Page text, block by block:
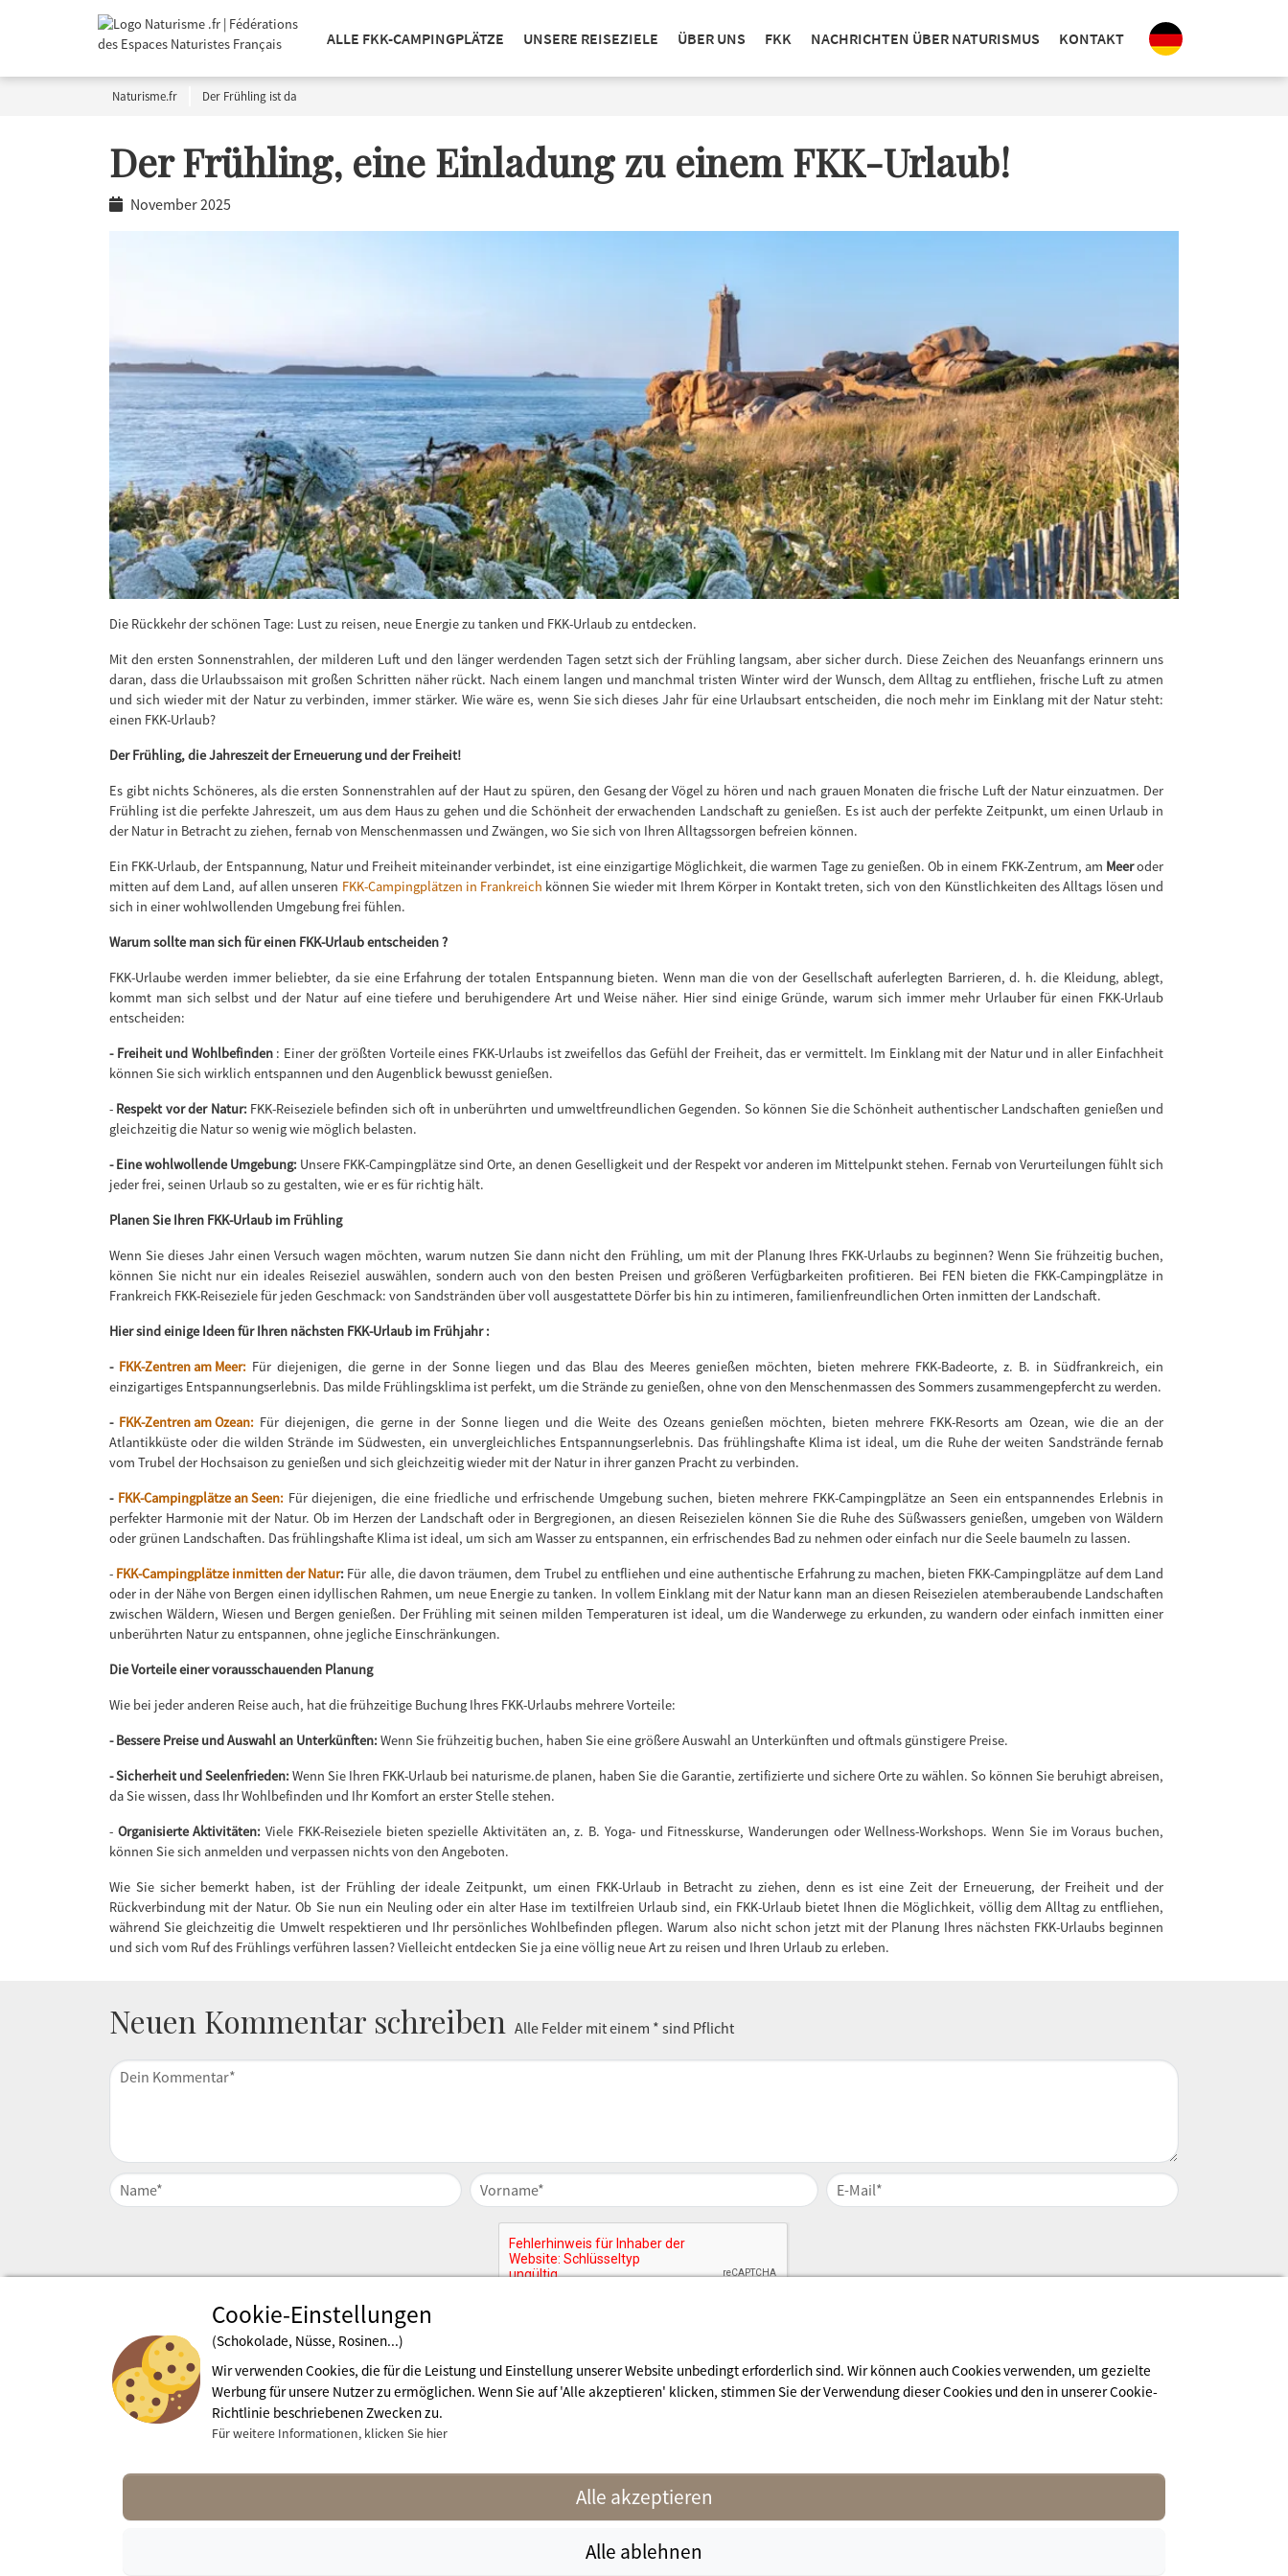
ALLE FKK-CAMPINGPLÄTZE UNSERE REISEZIELE ÜBER UNS FKK NACHRICHTEN ÜBER NATURISMUS KONTAKT
Naturisme.fr Der Frühling ist da
Der Frühling, eine Einladung zu einem FKK-Urlaub!
November 2025
Die Rückkehr der schönen Tage: Lust zu reisen, neue Energie zu tanken und FKK-Urlaub zu entdecken.
Mit den ersten Sonnenstrahlen, der milderen Luft und den länger werdenden Tagen setzt sich der Frühling langsam, aber sicher durch. Diese Zeichen des Neuanfangs erinnern uns
daran, dass die Urlaubssaison mit großen Schritten näher rückt. Nach einem langen und manchmal tristen Winter wird der Wunsch, dem Alltag zu entfliehen, frische Luft zu atmen
und sich wieder mit der Natur zu verbinden, immer stärker. Wie wäre es, wenn Sie sich dieses Jahr für eine Urlaubsart entscheiden, die noch mehr im Einklang mit der Natur steht:
einen FKK-Urlaub?
Der Frühling, die Jahreszeit der Erneuerung und der Freiheit!
Es gibt nichts Schöneres, als die ersten Sonnenstrahlen auf der Haut zu spüren, den Gesang der Vögel zu hören und nach grauen Monaten die frische Luft der Natur einzuatmen. Der
Frühling ist die perfekte Jahreszeit, um aus dem Haus zu gehen und die Schönheit der erwachenden Landschaft zu genießen. Es ist auch der perfekte Zeitpunkt, um einen Urlaub in
der Natur in Betracht zu ziehen, fernab von Menschenmassen und Zwängen, wo Sie sich von Ihren Alltagssorgen befreien können.
Ein FKK-Urlaub, der Entspannung, Natur und Freiheit miteinander verbindet, ist eine einzigartige Möglichkeit, die warmen Tage zu genießen. Ob in einem FKK-Zentrum, am Meeroder
mitten auf dem Land, auf allen unseren FKK-Campingplätzen in Frankreich können Sie wieder mit Ihrem Körper in Kontakt treten, sich von den Künstlichkeiten des Alltags lösen und
sich in einer wohlwollenden Umgebung frei fühlen.
Warum sollte man sich für einen FKK-Urlaub entscheiden ?
FKK-Urlaube werden immer beliebter, da sie eine Erfahrung der totalen Entspannung bieten. Wenn man die von der Gesellschaft auferlegten Barrieren, d. h. die Kleidung, ablegt,
kommt man sich selbst und der Natur auf eine tiefere und beruhigendere Art und Weise näher. Hier sind einige Gründe, warum sich immer mehr Urlauber für einen FKK-Urlaub
entscheiden:
- Freiheit und Wohlbefinden: Einer der größten Vorteile eines FKK-Urlaubs ist zweifellos das Gefühl der Freiheit, das er vermittelt. Im Einklang mit der Natur und in aller Einfachheit
können Sie sich wirklich entspannen und den Augenblick bewusst genießen.
- Respekt vor der Natur:FKK-Reiseziele befinden sich oft in unberührten und umweltfreundlichen Gegenden. So können Sie die Schönheit authentischer Landschaften genießen und
gleichzeitig die Natur so wenig wie möglich belasten.
- Eine wohlwollende Umgebung: Unsere FKK-Campingplätze sind Orte, an denen Geselligkeit und der Respekt vor anderen im Mittelpunkt stehen. Fernab von Verurteilungen fühlt sich
jeder frei, seinen Urlaub so zu gestalten, wie er es für richtig hält.
Planen Sie Ihren FKK-Urlaub im Frühling
Wenn Sie dieses Jahr einen Versuch wagen möchten, warum nutzen Sie dann nicht den Frühling, um mit der Planung Ihres FKK-Urlaubs zu beginnen? Wenn Sie frühzeitig buchen,
können Sie nicht nur ein ideales Reiseziel auswählen, sondern auch von den besten Preisen und größeren Verfügbarkeiten profitieren. Bei FEN bieten die FKK-Campingplätze in
Frankreich FKK-Reiseziele für jeden Geschmack: von Sandstränden über voll ausgestattete Dörfer bis hin zu intimeren, familienfreundlichen Orten inmitten der Landschaft.
Hier sind einige Ideen für Ihren nächsten FKK-Urlaub im Frühjahr :
- FKK-Zentren am Meer: Für diejenigen, die gerne in der Sonne liegen und das Blau des Meeres genießen möchten, bieten mehrere FKK-Badeorte, z. B. in Südfrankreich, ein
einzigartiges Entspannungserlebnis. Das milde Frühlingsklima ist perfekt, um die Strände zu genießen, ohne von den Menschenmassen des Sommers zusammengepfercht zu werden.
- FKK-Zentren am Ozean: Für diejenigen, die gerne in der Sonne liegen und die Weite des Ozeans genießen möchten, bieten mehrere FKK-Resorts am Ozean, wie die an der
Atlantikküste oder die wilden Strände im Südwesten, ein unvergleichliches Entspannungserlebnis. Das frühlingshafte Klima ist ideal, um die Ruhe der weiten Sandstrände fernab
vom Trubel der Hochsaison zu genießen und sich gleichzeitig wieder mit der Natur in ihrer ganzen Pracht zu verbinden.
- FKK-Campingplätze an Seen:Für diejenigen, die eine friedliche und erfrischende Umgebung suchen, bieten mehrere FKK-Campingplätze an Seen ein entspannendes Erlebnis in
perfekter Harmonie mit der Natur. Ob im Herzen der Landschaft oder in Bergregionen, an diesen Reisezielen können Sie die Ruhe des Süßwassers genießen, umgeben von Wäldern
oder grünen Landschaften. Das frühlingshafte Klima ist ideal, um sich am Wasser zu entspannen, ein erfrischendes Bad zu nehmen oder einfach nur die Seele baumeln zu lassen.
- FKK-Campingplätze inmitten der Natur: Für alle, die davon träumen, dem Trubel zu entfliehen und eine authentische Erfahrung zu machen, bieten FKK-Campingplätze auf dem Land
oder in der Nähe von Bergen einen idyllischen Rahmen, um neue Energie zu tanken. In vollem Einklang mit der Natur kann man an diesen Reisezielen atemberaubende Landschaften
zwischen Wäldern, Wiesen und Bergen genießen. Der Frühling mit seinen milden Temperaturen ist ideal, um die Wanderwege zu erkunden, zu wandern oder einfach inmitten einer
unberührten Natur zu entspannen, ohne jegliche Einschränkungen.
Die Vorteile einer vorausschauenden Planung
Wie bei jeder anderen Reise auch, hat die frühzeitige Buchung Ihres FKK-Urlaubs mehrere Vorteile:
- Bessere Preise und Auswahl an Unterkünften:Wenn Sie frühzeitig buchen, haben Sie eine größere Auswahl an Unterkünften und oftmals günstigere Preise.
- Sicherheit und Seelenfrieden:Wenn Sie Ihren FKK-Urlaub bei naturisme.de planen, haben Sie die Garantie, zertifizierte und sichere Orte zu wählen. So können Sie beruhigt abreisen,
da Sie wissen, dass Ihr Wohlbefinden und Ihr Komfort an erster Stelle stehen.
- Organisierte Aktivitäten: Viele FKK-Reiseziele bieten spezielle Aktivitäten an, z. B. Yoga- und Fitnesskurse, Wanderungen oder Wellness-Workshops. Wenn Sie im Voraus buchen,
können Sie sich anmelden und verpassen nichts von den Angeboten.
Wie Sie sicher bemerkt haben, ist der Frühling der ideale Zeitpunkt, um einen FKK-Urlaub in Betracht zu ziehen, denn es ist eine Zeit der Erneuerung, der Freiheit und der
Rückverbindung mit der Natur. Ob Sie nun ein Neuling oder ein alter Hase im textilfreien Urlaub sind, ein FKK-Urlaub bietet Ihnen die Möglichkeit, völlig dem Alltag zu entfliehen,
während Sie gleichzeitig die Umwelt respektieren und Ihr persönliches Wohlbefinden pflegen. Warum also nicht schon jetzt mit der Planung Ihres nächsten FKK-Urlaubs beginnen
und sich vom Ruf des Frühlings verführen lassen? Vielleicht entdecken Sie ja eine völlig neue Art zu reisen und Ihren Urlaub zu erleben.
Neuen Kommentar schreiben Alle Felder mit einem * sind Pflicht
Impressum
Cookie-Einstellungen
(Schokolade, Nüsse, Rosinen...)
Wir verwenden Cookies, die für die Leistung und Einstellung unserer Website unbedingt erforderlich sind. Wir können auch Cookies verwenden, um gezielte
Werbung für unsere Nutzer zu ermöglichen. Wenn Sie auf 'Alle akzeptieren' klicken, stimmen Sie der Verwendung dieser Cookies und den in unserer Cookie-
Richtlinie beschriebenen Zwecken zu.
Für weitere Informationen, klicken Sie hier
Alle akzeptieren
Alle ablehnen